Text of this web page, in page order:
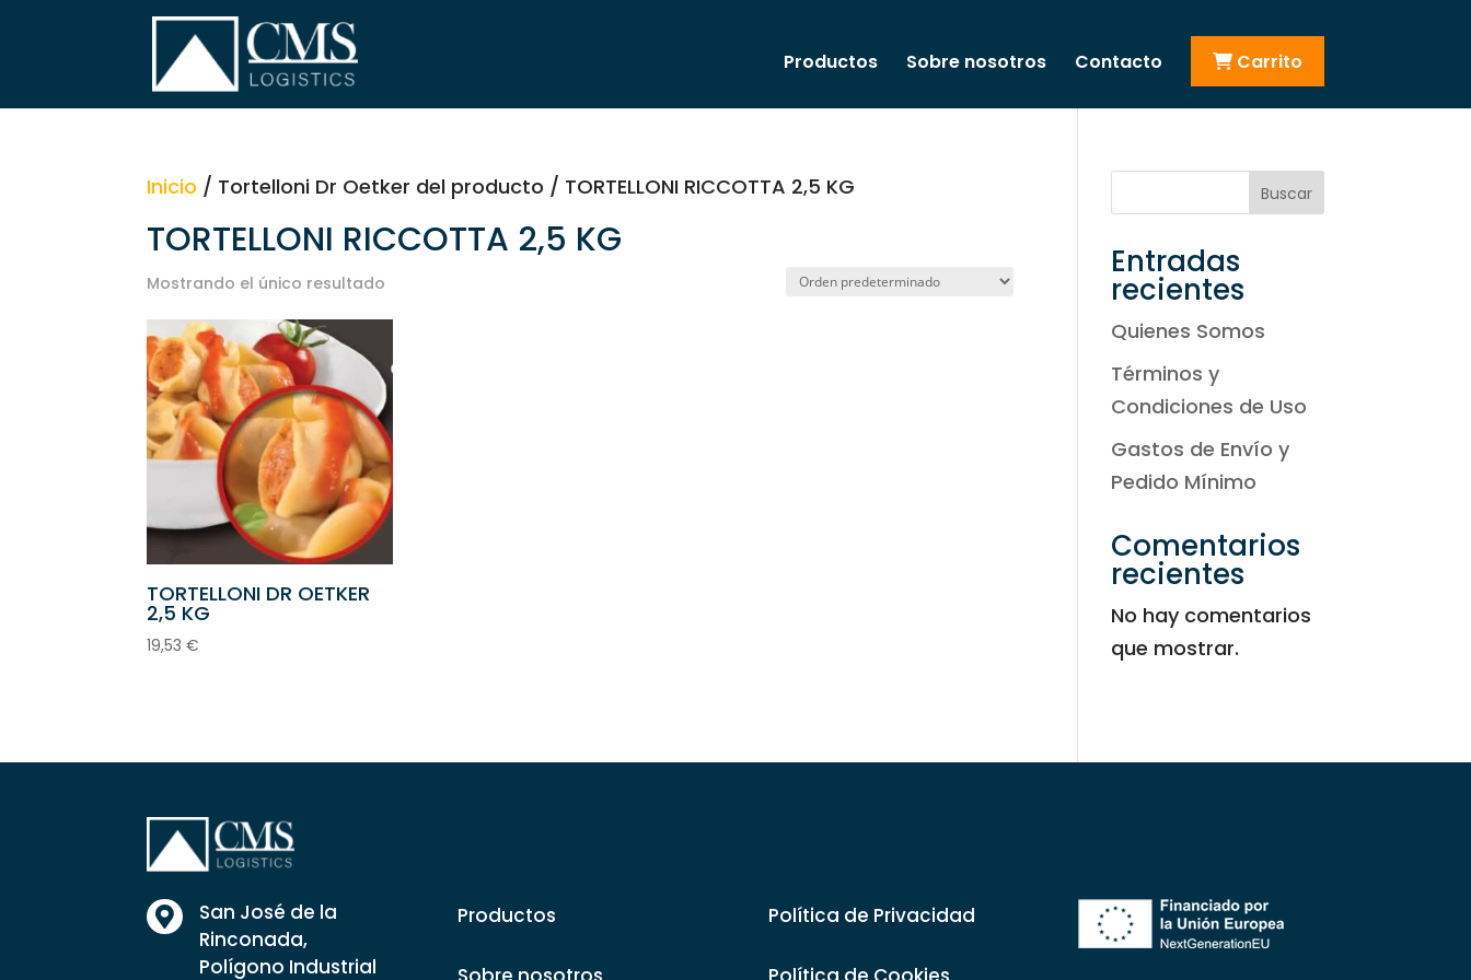
Productos Sobre nosotros Contacto Carrito
Inicio / Tortelloni Dr Oetker del producto / TORTELLONI RICCOTTA 2,5 KG
TORTELLONI RICCOTTA 2,5 KG
Mostrando el único resultado
TORTELLONI DR OETKER
2,5 KG
19,53€
Buscar
Entradas
recientes
Quienes Somos
Términos y
Condiciones de Uso
Gastos de Envío y
Pedido Mínimo
Comentarios
recientes
No hay comentarios
que mostrar.

San José de la
Rinconada,
Polígono Industrial
Productos Política de Privacidad